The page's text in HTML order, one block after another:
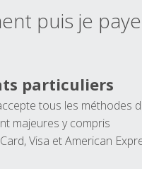
puis je
particuliers
tous les méthodes
majeures y compris
Visa et American